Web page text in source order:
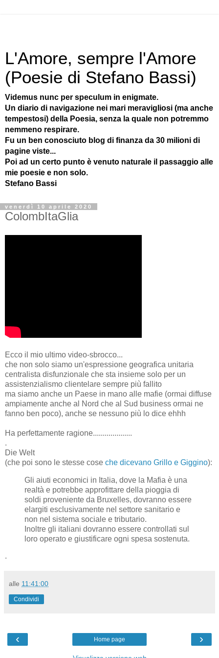
L'Amore, sempre l'Amore
(Poesie di Stefano Bassi)
Videmus nunc per speculum in enigmate.
Un diario di navigazione nei mari meravigliosi (ma anche
tempestosi) della Poesia, senza la quale non potremmo
nemmeno respirare.
Fu un ben conosciuto blog di finanza da 30 milioni di
pagine viste...
Poi ad un certo punto è venuto naturale il passaggio alle
mie poesie e non solo.
Stefano Bassi
venerdì 10 aprile 2020
ColombItaGlia
Ecco il mio ultimo video-sbrocco...
che non solo siamo un'espressione geografica unitaria
centralista disfunzionale che sta insieme solo per un
assistenzialismo clientelare sempre più fallito
ma siamo anche un Paese in mano alle mafie (ormai diffuse
ampiamente anche al Nord che al Sud business ormai ne
fanno ben poco), anche se nessuno più lo dice ehhh
Ha perfettamente ragione....................
.
Die Welt
(che poi sono le stesse cose che dicevano Grillo e Giggino):
Gli aiuti economici in Italia, dove la Mafia è una
realtà e potrebbe approfittare della pioggia di
soldi proveniente da Bruxelles, dovranno essere
elargiti esclusivamente nel settore sanitario e
non nel sistema sociale e tributario.
Inoltre gli italiani dovranno essere controllati sul
loro operato e giustificare ogni spesa sostenuta.
.
alle 11:41:00
Condividi
‹ ›
Home page